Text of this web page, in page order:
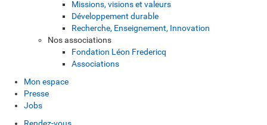
Missions, visions et valeurs
Développement durable
Recherche, Enseignement, Innovation
Nos associations
Fondation Léon Fredericq
Associations
Mon espace
Presse
Jobs